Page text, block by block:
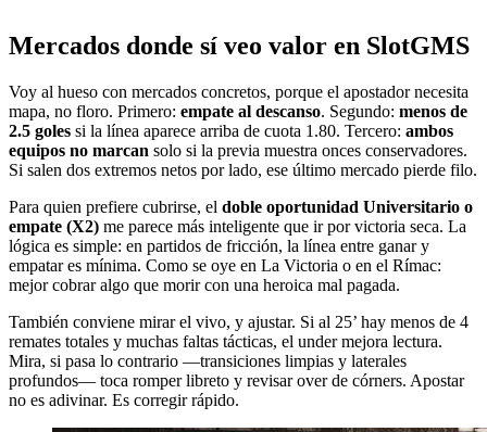
Mercados donde sí veo valor en SlotGMS
Voy al hueso con mercados concretos, porque el apostador necesita
mapa, no floro. Primero: empate al descanso. Segundo: menos de
2.5 goles si la línea aparece arriba de cuota 1.80. Tercero: ambos
equipos no marcan solo si la previa muestra onces conservadores.
Si salen dos extremos netos por lado, ese último mercado pierde filo.
Para quien prefiere cubrirse, el doble oportunidad Universitario o
empate (X2) me parece más inteligente que ir por victoria seca. La
lógica es simple: en partidos de fricción, la línea entre ganar y
empatar es mínima. Como se oye en La Victoria o en el Rímac:
mejor cobrar algo que morir con una heroica mal pagada.
También conviene mirar el vivo, y ajustar. Si al 25’ hay menos de 4
remates totales y muchas faltas tácticas, el under mejora lectura.
Mira, si pasa lo contrario —transiciones limpias y laterales
profundos— toca romper libreto y revisar over de córners. Apostar
no es adivinar. Es corregir rápido.